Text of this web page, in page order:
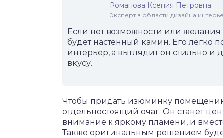
Романова Ксения Петровна
Эксперт в области дизайна
Если нет возможности или
будет настенный камин. Его легко
интерьер, а выглядит он стильно и
вкусу.
Чтобы придать изюминку
отдельностоящий очаг. Он станет
внимание к яркому пламени, и
Также оригинальным решением